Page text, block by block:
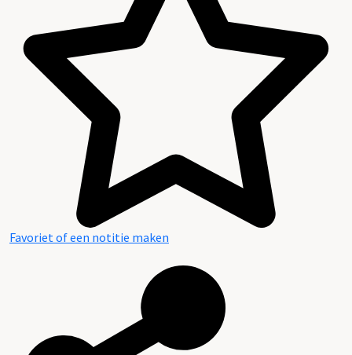
Favoriet of een notitie maken